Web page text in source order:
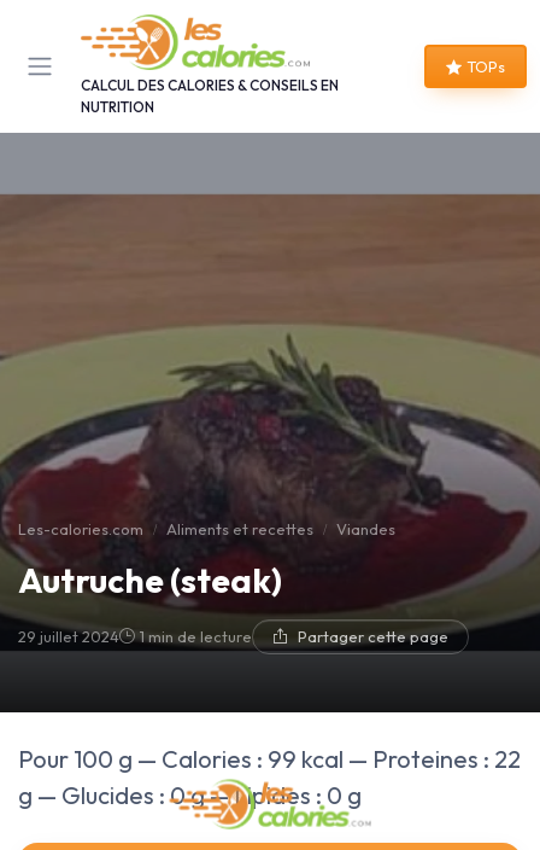
CALCUL DES CALORIES & CONSEILS EN
NUTRITION
TOPs
Les-calories.com Aliments et recettes Viandes
Autruche (steak)
29 juillet 2024 1 min de lecture Partager cette page
Pour 100 g — Calories : 99 kcal — Proteines : 22
g — Glucides : 0 g — Lipides : 0 g
Panneau de gestion des cookies